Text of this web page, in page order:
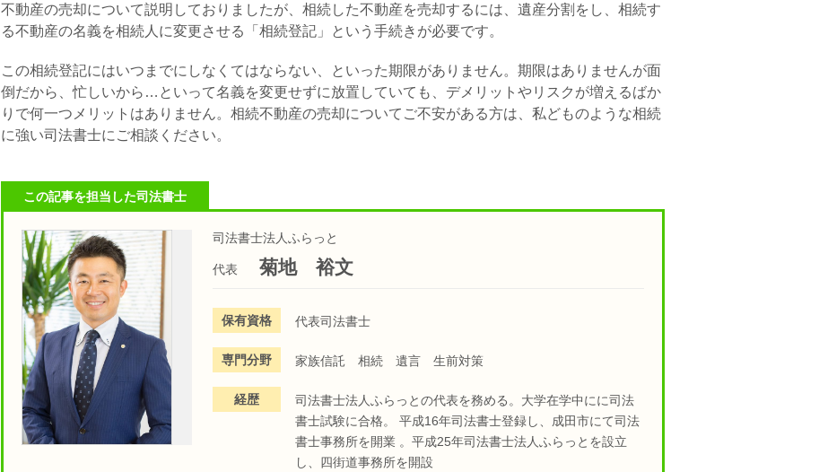
不動産の売却について説明しておりましたが、相続した不動産を売却するには、遺産分割をし、相続す
る不動産の名義を相続人に変更させる「相続登記」という手続きが必要です。
この相続登記にはいつまでにしなくてはならない、といった期限がありません。期限はありませんが面
倒だから、忙しいから…といって名義を変更せずに放置していても、デメリットやリスクが増えるばか
りで何一つメリットはありません。相続不動産の売却についてご不安がある方は、私どものような相続
に強い司法書士にご相談ください。
この記事を担当した司法書士
司法書士法人ふらっと
代表 菊地 裕文
保有資格 代表司法書士
専門分野 家族信託 相続 遺言 生前対策
経歴
司法書士法人ふらっとの代表を務める。大学在学中にに司法
書士試験に合格。 平成16年司法書士登録し、成田市にて司法
書士事務所を開業 。平成25年司法書士法人ふらっとを設立
し、四街道事務所を開設